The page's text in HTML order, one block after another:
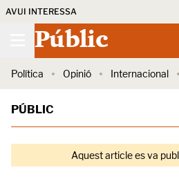
AVUI INTERESSA
Públic
Política Opinió Internacional
PÚBLIC
Aquest article es va